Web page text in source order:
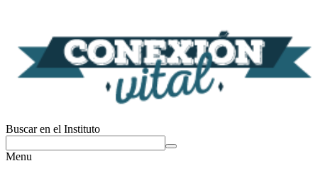
Buscar en el Instituto
Menu